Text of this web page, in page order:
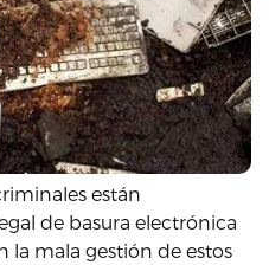
están
de basura electrónica
la mala gestión de estos